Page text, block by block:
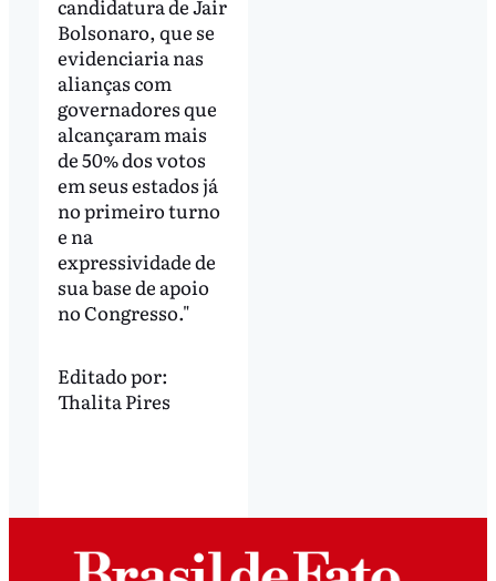
candidatura de Jair
Bolsonaro, que se
evidenciaria nas
alianças com
governadores que
alcançaram mais
de 50% dos votos
em seus estados já
no primeiro turno
e na
expressividade de
sua base de apoio
no Congresso."
Editado por:
Thalita Pires